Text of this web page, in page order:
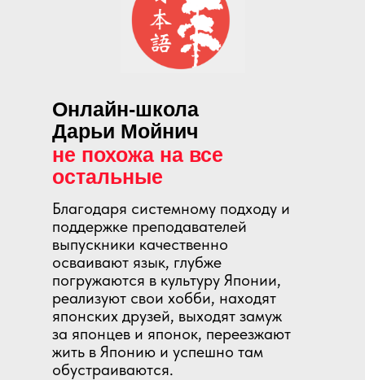
Онлайн-школа
Дарьи Мойнич
Благодаря системному подходу и
поддержке преподавателей
выпускники качественно
осваивают язык, глубже
погружаются в культуру Японии,
реализуют свои хобби, находят
японских друзей, выходят замуж
за японцев и японок, переезжают
жить в Японию и успешно там
обустраиваются.
не похожа на все
остальные